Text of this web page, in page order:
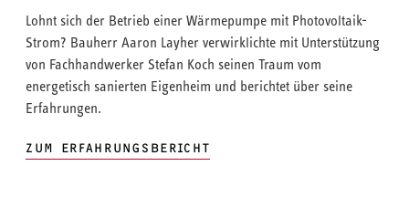
Lohnt sich der Betrieb einer Wärmepumpe mit Photovoltaik-
Strom? Bauherr Aaron Layher verwirklichte mit Unterstützung
von Fachhandwerker Stefan Koch seinen Traum vom
energetisch sanierten Eigenheim und berichtet über seine
Erfahrungen.
ZUM ERFAHRUNGSBERICHT